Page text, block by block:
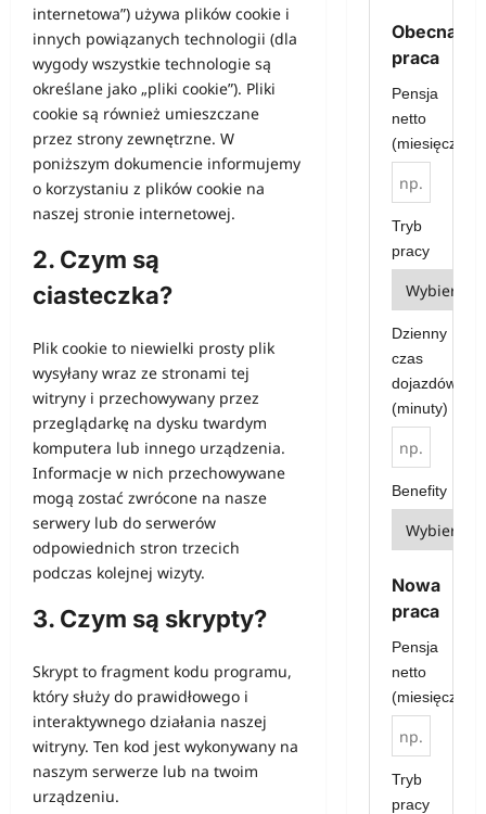
internetowa”) używa plików cookie i
innych powiązanych technologii (dla
wygody wszystkie technologie są
określane jako „pliki cookie”). Pliki
cookie są również umieszczane
przez strony zewnętrzne. W
poniższym dokumencie informujemy
o korzystaniu z plików cookie na
naszej stronie internetowej.
2. Czym są
ciasteczka?
Plik cookie to niewielki prosty plik
wysyłany wraz ze stronami tej
witryny i przechowywany przez
przeglądarkę na dysku twardym
komputera lub innego urządzenia.
Informacje w nich przechowywane
mogą zostać zwrócone na nasze
serwery lub do serwerów
odpowiednich stron trzecich
podczas kolejnej wizyty.
3. Czym są skrypty?
Skrypt to fragment kodu programu,
który służy do prawidłowego i
interaktywnego działania naszej
witryny. Ten kod jest wykonywany na
naszym serwerze lub na twoim
urządzeniu.
Obecna
praca
Pensja
netto
(miesięcznie)
Tryb
pracy
Dzienny
czas
dojazdów
(minuty)
Benefity
Nowa
praca
Pensja
netto
(miesięcznie)
Tryb
pracy